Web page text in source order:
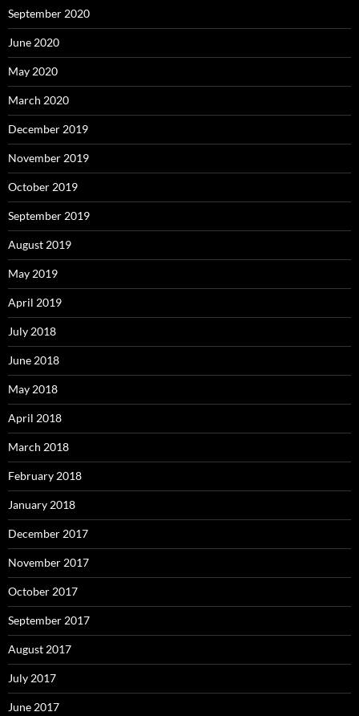
September 2020
June 2020
May 2020
March 2020
December 2019
November 2019
October 2019
September 2019
August 2019
May 2019
April 2019
July 2018
June 2018
May 2018
April 2018
March 2018
February 2018
January 2018
December 2017
November 2017
October 2017
September 2017
August 2017
July 2017
June 2017